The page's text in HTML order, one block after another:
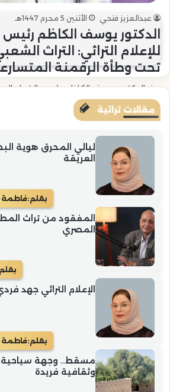
عبدالعزيز فتحي الأثنين 5 محرم 1447هـ
الدكتور يوسف الكاظم رئيس
للإعلام التراثي: التراث
تحت وطأة الرقمنة
حذر الدكتور يوسف الكاظم، رئيس الاتحاد
التهديدات المتزايدة التي تواجه التراث
تصاعد…
مقالات تراثية
ليالي المحرق هوية
العريقة
بقلم:فاطمة
المفقود من تراث
المصري
الإعلام التراثي جهد
بقلم:فاطمة
مسقط.. وجهة سياحية
وثقافية فريدة